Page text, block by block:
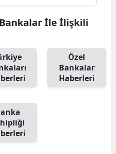
İle İlişkili
Özel
Bankalar
Haberleri